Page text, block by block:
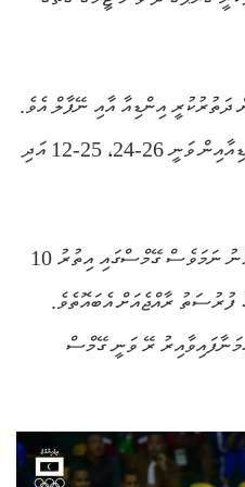
ދަތުރުކުރީ އިންޑިއާ އާއި ނޭޕާލް އެވެ.
ގްރޫޕް ސްޓޭޖުގައި ކުޅުނު މެޗުގައި އިންޑިއާއިން ވަނީ 26-24، 25-12 އަދި
ވޮލީ އިވެންޓުގެ މެޗުތައް ރާއްޖެއަށް ނިމުނު ނަމަވެސް ގޭމްސްގައި އިތުރު 10
ފުރުސަތު ރާއްޖެއަށް އެބައޮތެވެ.
27 ކުޅިވަރެއް ހިމަނާފައިވާއިރު ރޭ ވަނީ ގޭމްސް